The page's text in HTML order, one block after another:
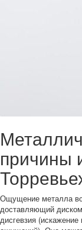
причины
Ощущение металла
доставляющий
дисгевзия